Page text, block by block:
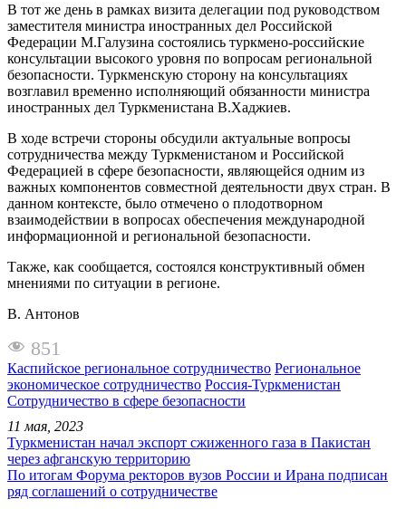
В тот же день в рамках визита делегации под руководством
заместителя министра иностранных дел Российской
Федерации М.Галузина состоялись туркмено-российские
консультации высокого уровня по вопросам региональной
безопасности. Туркменскую сторону на консультациях
возглавил временно исполняющий обязанности министра
иностранных дел Туркменистана В.Хаджиев.
В ходе встречи стороны обсудили актуальные вопросы
сотрудничества между Туркменистаном и Российской
Федерацией в сфере безопасности, являющейся одним из
важных компонентов совместной деятельности двух стран. В
данном контексте, было отмечено о плодотворном
взаимодействии в вопросах обеспечения международной
информационной и региональной безопасности.
Также, как сообщается, состоялся конструктивный обмен
мнениями по ситуации в регионе.
В. Антонов
851
Каспийское региональное сотрудничество Региональное
экономическое сотрудничество Россия-Туркменистан
Сотрудничество в сфере безопасности
11 мая, 2023
Туркменистан начал экспорт сжиженного газа в Пакистан
через афганскую территорию
По итогам Форума ректоров вузов России и Ирана подписан
ряд соглашений о сотрудничестве